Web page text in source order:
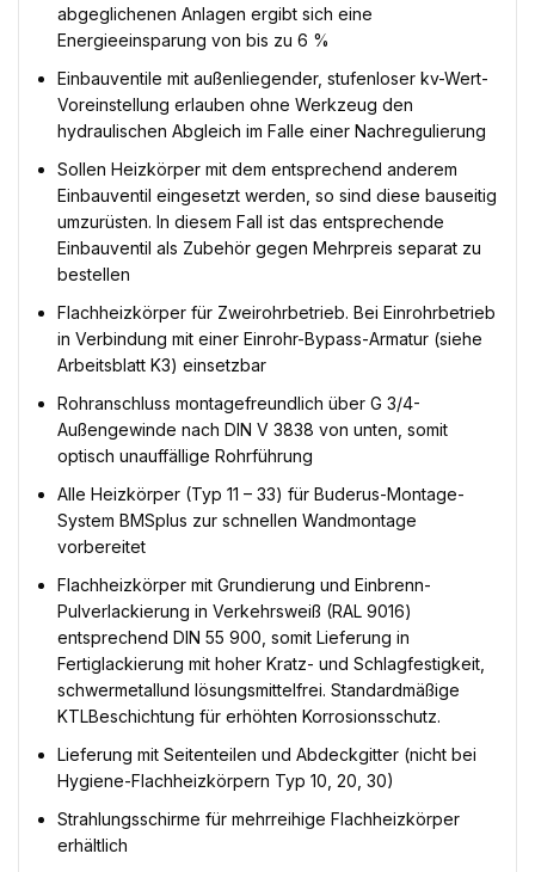
abgeglichenen Anlagen ergibt sich eine
Energieeinsparung von bis zu 6 %
Einbauventile mit außenliegender, stufenloser kv-Wert-
Voreinstellung erlauben ohne Werkzeug den
hydraulischen Abgleich im Falle einer Nachregulierung
Sollen Heizkörper mit dem entsprechend anderem
Einbauventil eingesetzt werden, so sind diese bauseitig
umzurüsten. In diesem Fall ist das entsprechende
Einbauventil als Zubehör gegen Mehrpreis separat zu
bestellen
Flachheizkörper für Zweirohrbetrieb. Bei Einrohrbetrieb
in Verbindung mit einer Einrohr-Bypass-Armatur (siehe
Arbeitsblatt K3) einsetzbar
Rohranschluss montagefreundlich über G 3/4-
Außengewinde nach DIN V 3838 von unten, somit
optisch unauffällige Rohrführung
Alle Heizkörper (Typ 11 – 33) für Buderus-Montage-
System BMSplus zur schnellen Wandmontage
vorbereitet
Flachheizkörper mit Grundierung und Einbrenn-
Pulverlackierung in Verkehrsweiß (RAL 9016)
entsprechend DIN 55 900, somit Lieferung in
Fertiglackierung mit hoher Kratz- und Schlagfestigkeit,
schwermetallund lösungsmittelfrei. Standardmäßige
KTLBeschichtung für erhöhten Korrosionsschutz.
Lieferung mit Seitenteilen und Abdeckgitter (nicht bei
Hygiene-Flachheizkörpern Typ 10, 20, 30)
Strahlungsschirme für mehrreihige Flachheizkörper
erhältlich